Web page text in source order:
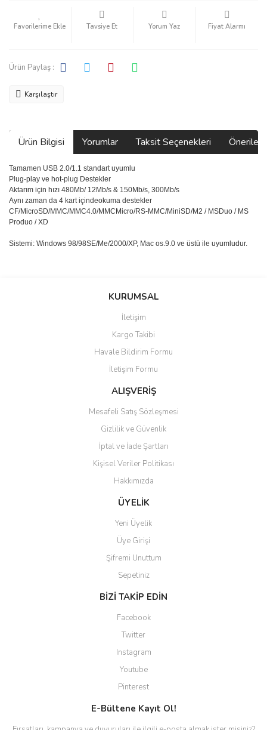
Tavsiye Et Yorum Yaz Fiyat Alarmı
Ürün Paylaş :
Karşılaştır
Ürün Bilgisi Yorumlar Taksit Seçenekleri
Tamamen USB 2.0/1.1 standart uyumlu
Plug-play ve hot-plug Destekler
Aktarım için hızı 480Mb/ 12Mb/s & 150Mb/s, 300Mb/s
Aynı zaman da 4 kart içindeokuma destekler
CF/MicroSD/MMC/MMC4.0/MMCMicro/RS-MMC/MiniSD/M2 / MSDuo / MS
Produo / XD
Sistemi: Windows 98/98SE/Me/2000/XP, Mac os.9.0 ve üstü ile uyumludur.
Bu ürüne ilk yorumu siz yapın!
Ürün resmi kalitesiz, bozuk veya görüntülenemiyor.
Ürün açıklamasında eksik bilgiler bulunuyor.
Ürün bilgilerinde hatalar bulunuyor.
Ürün fiyatı diğer sitelerden daha pahalı.
Gönder
Ürün hakkında henüz soru sorulmamış.
Soru Sor
KURUMSAL
İletişim
Kargo Takibi
Havale Bildirim Formu
İletişim Formu
ALIŞVERİŞ
Mesafeli Satış Sözleşmesi
Gizlilik ve Güvenlik
İptal ve İade Şartları
Kişisel Veriler Politikası
Hakkımızda
ÜYELİK
Yeni Üyelik
Üye Girişi
Şifremi Unuttum
Sepetiniz
BİZİ TAKİP EDİN
Facebook
Twitter
Instagram
Youtube
Pinterest
E-Bültene Kayıt Ol!